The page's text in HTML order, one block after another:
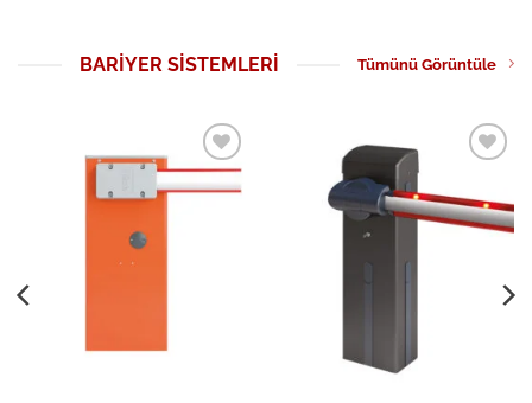
BARIYER SISTEMLERI Tümünü Görüntüle
Add to
wishlist
wishlist